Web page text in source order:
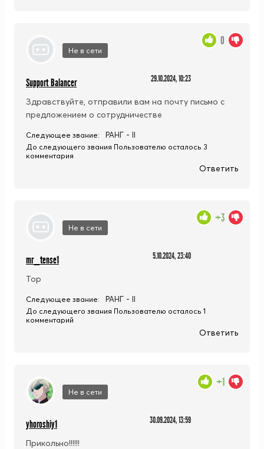
Не в сети
Support Balancer 29.10.2024, 10:23
Здравствуйте, отправили вам на почту письмо с
предложением о сотрудничестве
0
Следующее звание: РАНГ - II
До следующего звания Пользователю осталось 3
комментария
Ответить
Не в сети
mr_tense1 5.10.2024, 23:40
Top
+3
Следующее звание: РАНГ - II
До следующего звания Пользователю осталось 1
комментарий
Ответить
Не в сети
yhoroshiy1 30.09.2024, 13:59
Прикольно!!!!!!
+1